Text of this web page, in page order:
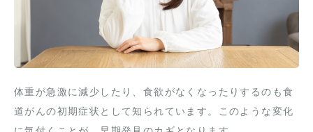
体重が急激に減少したり、食欲がなくなったりするのも食
道がんの初期症状として知られています。このような変化